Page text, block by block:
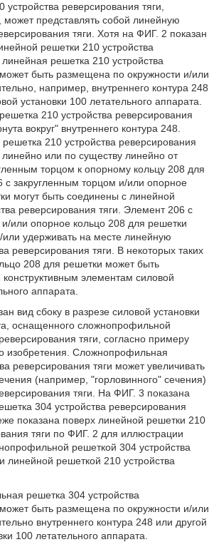
реверсирования тяги,
представлять собой линейную
тяги. Хотя на ФИГ. 2 показан
решетки 210 устройства
решетка 210 устройства
быть размещена по окружности и/или
например, внутреннего контура 248
установки 100 летательного аппарата.
210 устройства реверсирования
вокруг" внутреннего контура 248.
210 устройства реверсирования
линейно или по существу линейно от
торцом к опорному кольцу 208 для
с закругленным торцом и/или опорное
могут быть соединены с линейной
реверсирования тяги. Элемент 206 с
или опорное кольцо 208 для решетки
или удерживать на месте линейную
реверсирования тяги. В некоторых таких
208 для решетки может быть
элементам силовой
аппарата.
вид сбоку в разрезе силовой установки
оснащенного сложнопрофильной
тяги, согласно примеру
изобретения. Сложнопрофильная
реверсирования тяги может увеличивать
(например, "горловинного" сечения)
тяги. На ФИГ. 3 показана
304 устройства реверсирования
показана поверх линейной решетки 210
тяги по ФИГ. 2 для иллюстрации
решеткой 304 устройства
линейной решеткой 210 устройства
решетка 304 устройства
быть размещена по окружности и/или
внутреннего контура 248 или другой
100 летательного аппарата.